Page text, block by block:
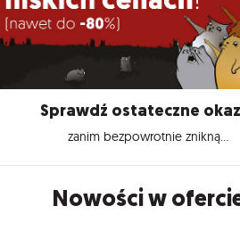
Sprawdź ostateczne
zanim bezpowrotnie znikną...
Nowości w